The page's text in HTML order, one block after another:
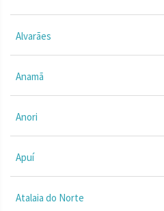
Alvarães
Anamã
Anori
Apuí
Atalaia do Norte